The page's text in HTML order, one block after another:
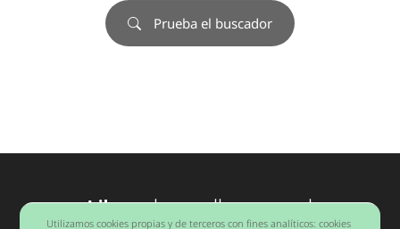
Prueba el buscador
Librosdesarrollo personal
Barcelona
Utilizamos cookies propias y de terceros con fines analíticos: cookies